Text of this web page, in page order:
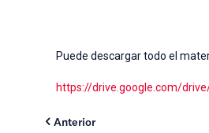
Puede descargar todo el
https://drive.google.com/
Anterior